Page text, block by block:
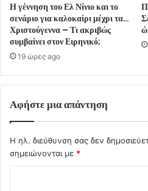
Η γέννηση του Ελ Νίνιο και το
σενάριο για καλοκαίρι μέχρι τα…
Χριστούγεννα – Τι ακριβώς
συμβαίνει στον Ειρηνικό;
19 ώρες ago
Αφήστε μια απάντηση
Η ηλ. διεύθυνση σας δεν
σημειώνονται με *